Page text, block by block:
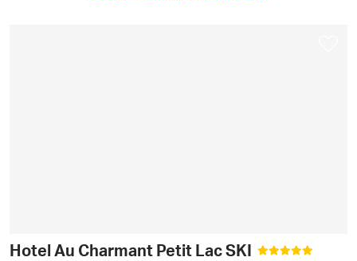
Hotel Au Charmant Petit Lac SKI